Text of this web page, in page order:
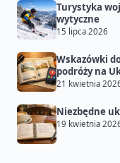
Turystyka
wytyczne
15 lipca 2026
Wskazówki
podróży na
21 kwietnia
Niezbędne
19 kwietnia